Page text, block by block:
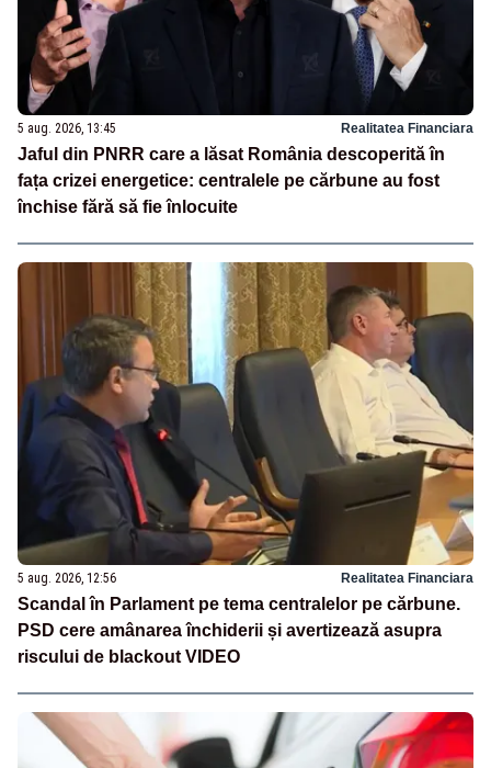
5 aug. 2026, 13:45 Realitatea Financiara
Jaful din PNRR care a lăsat România descoperită în
fața crizei energetice: centralele pe cărbune au fost
închise fără să fie înlocuite
5 aug. 2026, 12:56 Realitatea Financiara
Scandal în Parlament pe tema centralelor pe cărbune.
PSD cere amânarea închiderii și avertizează asupra
riscului de blackout VIDEO